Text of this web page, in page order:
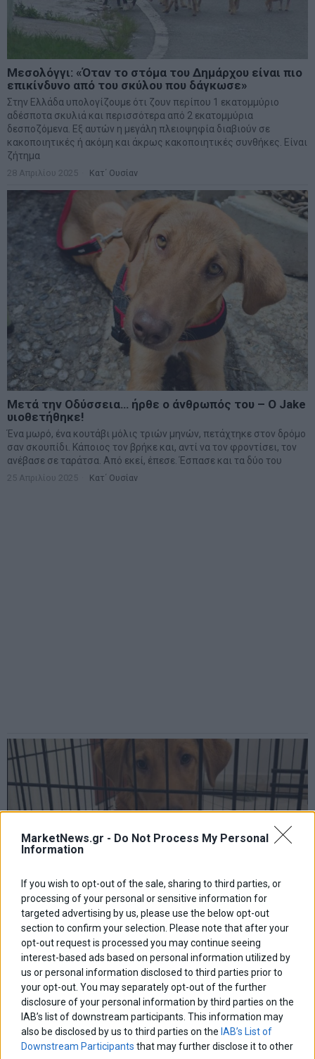
MarketNews.gr - Do Not Process My Personal
Information
If you wish to opt-out of the sale, sharing to third parties, or
processing of your personal or sensitive information for
targeted advertising by us, please use the below opt-out
section to confirm your selection. Please note that after your
opt-out request is processed you may continue seeing
interest-based ads based on personal information utilized by
us or personal information disclosed to third parties prior to
your opt-out. You may separately opt-out of the further
disclosure of your personal information by third parties on the
IAB’s list of downstream participants. This information may
also be disclosed by us to third parties on the IAB’s List of
Downstream Participants that may further disclose it to other
Μεσολόγγι: «Όταν το στόμα του Δημάρχου είναι πιο
επικίνδυνο από του σκύλου που δάγκωσε»
Στην Ελλάδα υπολογίζουμε ότι ζουν περίπου 1 εκατομμύριο
αδέσποτα σκυλιά και περισσότερα από 2 εκατομμύρια
δεσποζόμενα. Εξ αυτών η μεγάλη πλειοψηφία διαβιούν σε
κακοποιητικές ή ακόμη και άκρως κακοποιητικές συνθήκες. Είναι
ζήτημα
28 Απριλίου 2025 Κατ΄ Ουσίαν
Μετά την Οδύσσεια… ήρθε ο άνθρωπός του – Ο Jake
υιοθετήθηκε!
Ένα μωρό, ένα κουτάβι μόλις τριών μηνών, πετάχτηκε στον δρόμο
σαν σκουπίδι. Κάποιος τον βρήκε και, αντί να τον φροντίσει, τον
ανέβασε σε ταράτσα. Από εκεί, έπεσε. Έσπασε και τα δύο του
25 Απριλίου 2025 Κατ΄ Ουσίαν
Έπεσε από ταράτσα, κόλλησε τύφο στο ΔΙΚΕΠΑΖ
αλλά τελικά σώθηκε – Η οδύσσεια του Jake
Ήταν μόλις 3 μηνών όταν, για κακή του τύχη, έπεσε από ταράτσα.
Και σαν να μην έφτανε αυτό, νοσηλεύτηκε στο ΔΙΚΕΠΑΖ, όπου
δυστυχώς κόλλησε τύφο. Παρά τους ισχυρισμούς του ΔΙΚΕΠΑΖ
ότι είχε
25 Απριλίου 2025 Κατ΄ Ουσίαν